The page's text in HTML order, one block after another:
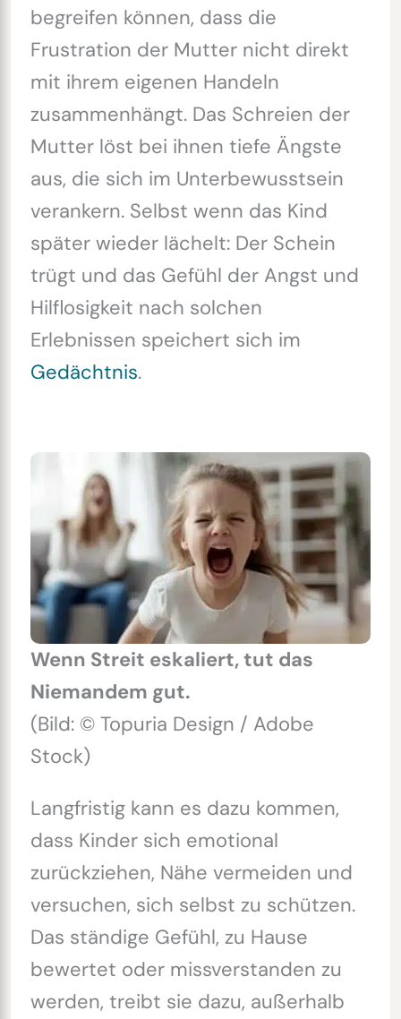
begreifen können, dass die
Frustration der Mutter nicht direkt
mit ihrem eigenen Handeln
zusammenhängt. Das Schreien der
Mutter löst bei ihnen tiefe Ängste
aus, die sich im Unterbewusstsein
verankern. Selbst wenn das Kind
später wieder lächelt: Der Schein
trügt und das Gefühl der Angst und
Hilflosigkeit nach solchen
Erlebnissen speichert sich im
Gedächtnis.
Wenn Streit eskaliert, tut das
Niemandem gut.
(Bild: © Topuria Design / Adobe
Stock)
Langfristig kann es dazu kommen,
dass Kinder sich emotional
zurückziehen, Nähe vermeiden und
versuchen, sich selbst zu schützen.
Das ständige Gefühl, zu Hause
bewertet oder missverstanden zu
werden, treibt sie dazu, außerhalb